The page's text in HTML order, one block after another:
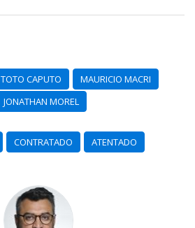
TOTO CAPUTO
MAURICIO MACRI
JONATHAN MOREL
CONTRATADO
ATENTADO